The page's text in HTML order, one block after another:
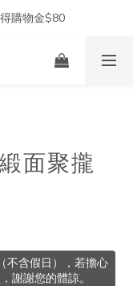
購物金$80
面聚攏
不含假日），若擔心
謝謝您的體諒。